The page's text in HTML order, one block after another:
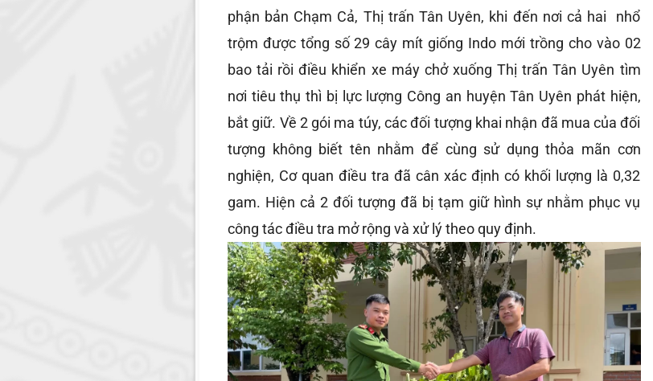
phận bản Chạm Cả, Thị trấn Tân Uyên, khi đến nơi cả hai nhổ
trộm được tổng số 29 cây mít giống Indo mới trồng cho vào 02
bao tải rồi điều khiển xe máy chở xuống Thị trấn Tân Uyên tìm
nơi tiêu thụ thì bị lực lượng Công an huyện Tân Uyên phát hiện,
bắt giữ. Về 2 gói ma túy, các đối tượng khai nhận đã mua của đối
tượng không biết tên nhằm để cùng sử dụng thỏa mãn cơn
nghiện, Cơ quan điều tra đã cân xác định có khối lượng là 0,32
gam. Hiện cả 2 đối tượng đã bị tạm giữ hình sự nhằm phục vụ
công tác điều tra mở rộng và xử lý theo quy định.